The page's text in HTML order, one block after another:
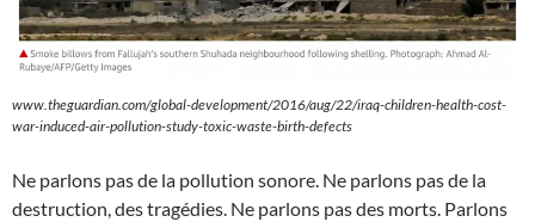
www.theguardian.com/global-development/2016/aug/22/iraq-children-health-cost-
war-induced-air-pollution-study-toxic-waste-birth-defects
Ne parlons pas de la pollution sonore. Ne parlons pas de la
destruction, des tragédies. Ne parlons pas des morts. Parlons